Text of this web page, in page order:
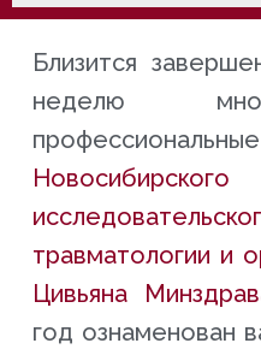
Близится
неделю
травматологии и
Цивьяна
год ознаменован